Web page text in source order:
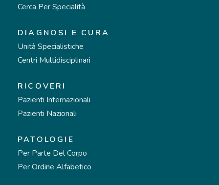
Cerca Per Specialità
DIAGNOSI E CURA
Unità Specialistiche
Centri Multidisciplinari
RICOVERI
Pazienti Internazionali
Pazienti Nazionali
PATOLOGIE
Per Parte Del Corpo
Per Ordine Alfabetico